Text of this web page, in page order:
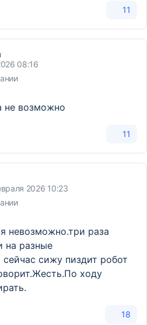
11
08:16
не возможно
11
2026 10:23
невозможно.три раза
на разные
сижу пиздит робот
ходу
18